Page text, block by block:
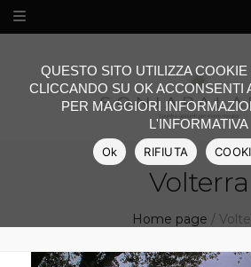
Volterra
Home page /
QUESTO SITO UTILIZZA COOKIE
CLICCANDO SU OK ACCONSENTI
PER MAGGIORI
L'INFORMATIVA
Ok RIFIUTA